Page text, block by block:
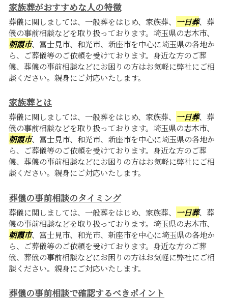
家族葬がおすすめな人の特徴
葬儀に関しましては、一般葬をはじめ、家族葬、 一日葬、葬
儀の事前相談などを取り扱っております。埼玉県の志木市、
朝霞市、富士見市、和光市、新座市を中心に埼玉県の各地か
ら、ご葬儀等のご依頼を受けております。身近な方のご葬
儀、葬儀の事前相談などにお困りの方はお気軽に弊社にご相
談ください。親身にご対応いたします。
家族葬とは
葬儀に関しましては、一般葬をはじめ、家族葬、 一日葬、葬
儀の事前相談などを取り扱っております。埼玉県の志木市、
朝霞市、富士見市、和光市、新座市を中心に埼玉県の各地か
ら、ご葬儀等のご依頼を受けております。身近な方のご葬
儀、葬儀の事前相談などにお困りの方はお気軽に弊社にご相
談ください。親身にご対応いたします。
葬儀の事前相談のタイミング
葬儀に関しましては、一般葬をはじめ、家族葬、 一日葬、葬
儀の事前相談などを取り扱っております。埼玉県の志木市、
朝霞市、富士見市、和光市、新座市を中心に埼玉県の各地か
ら、ご葬儀等のご依頼を受けております。身近な方のご葬
儀、葬儀の事前相談などにお困りの方はお気軽に弊社にご相
談ください。親身にご対応いたします。
葬儀の事前相談で確認するべきポイント